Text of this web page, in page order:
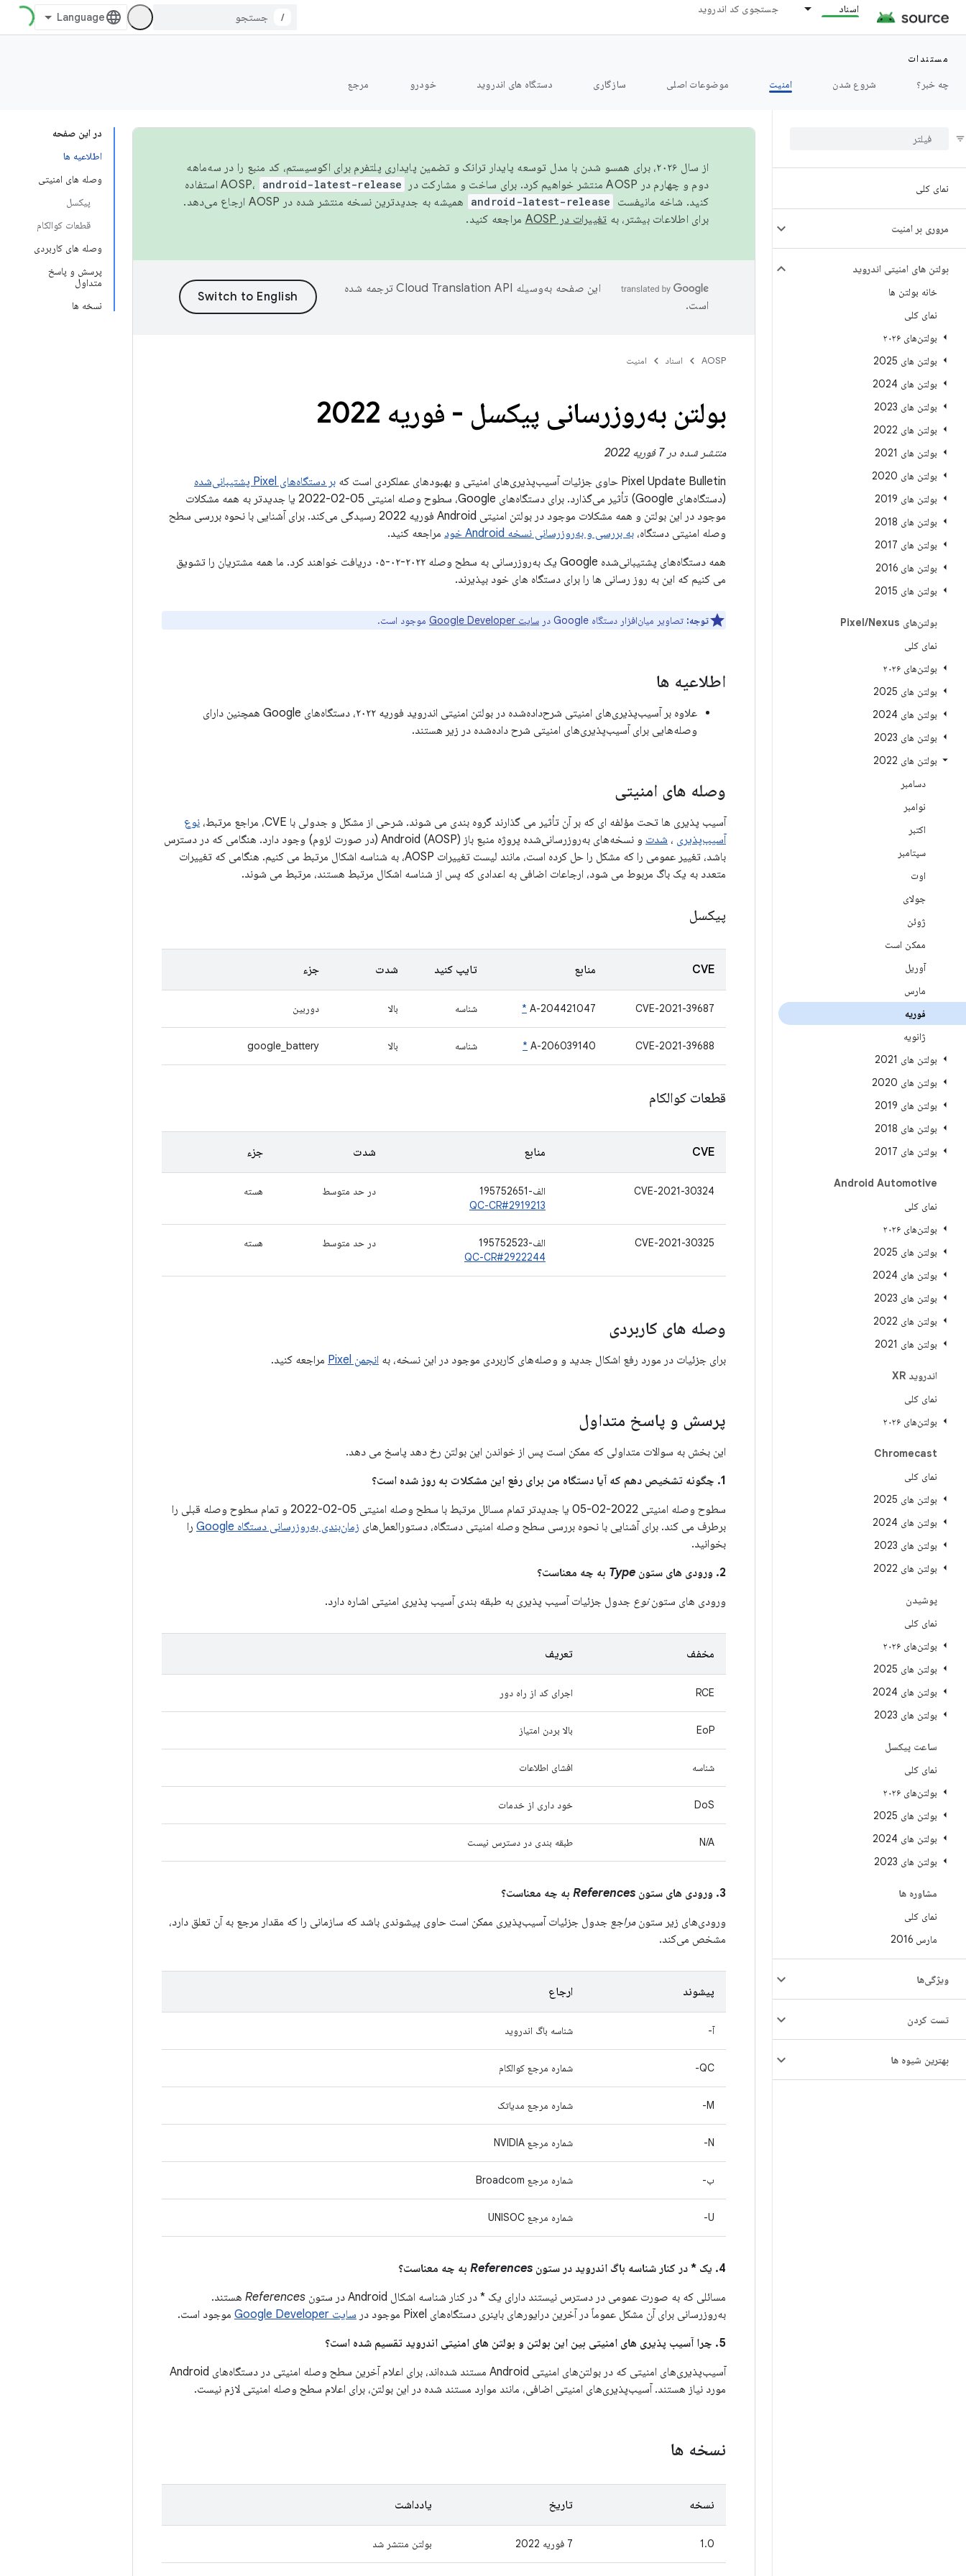
اسناد جستجوی کد اندروید
/
مستندات
چه خبر؟
شروع شدن امنیت موضوعات اصلی سازگاری دستگاه های اندروید خودرو مرجع
نمای کلی
مروری بر امنیت
بولتن های امنیتی اندروید
خانه بولتن ها
نمای کلی
بولتن‌های ۲۰۲۶
بولتن های 2025
بولتن های 2024
بولتن های 2023
بولتن های 2022
بولتن های 2021
بولتن های 2020
بولتن های 2019
بولتن های 2018
بولتن های 2017
بولتن های 2016
بولتن های 2015
بولتن‌های Pixel /Nexus
نمای کلی
بولتن‌های ۲۰۲۶
بولتن های 2025
بولتن های 2024
بولتن های 2023
بولتن های 2022
دسامبر
نوامبر
اکتبر
سپتامبر
اوت
جولای
ژوئن
ممکن است
آوریل
مارس
فوریه
ژانویه
بولتن های 2021
بولتن های 2020
بولتن های 2019
بولتن های 2018
بولتن های 2017
Android Automotive
نمای کلی
بولتن‌های ۲۰۲۶
بولتن های 2025
بولتن های 2024
بولتن های 2023
بولتن های 2022
بولتن های 2021
اندروید XR
نمای کلی
بولتن‌های ۲۰۲۶
Chromecast
نمای کلی
بولتن های 2025
بولتن های 2024
بولتن های 2023
بولتن های 2022
پوشیدن
نمای کلی
بولتن‌های ۲۰۲۶
بولتن های 2025
بولتن های 2024
بولتن های 2023
ساعت پیکسل
نمای کلی
بولتن‌های ۲۰۲۶
بولتن های 2025
بولتن های 2024
بولتن های 2023
مشاوره ها
نمای کلی
مارس 2016
ویژگی‌ها
تست کردن
بهترین شیوه ها
در این صفحه
اطلاعیه ها
وصله های امنیتی
پیکسل
قطعات کوالکام
وصله های کاربردی
پرسش و پاسخ
متداول
نسخه ها
از سال ۲۰۲۶، برای همسو شدن با مدل توسعه پایدار ترانک و تضمین پایداری پلتفرم برای اکوسیستم، کد منبع را در سه‌ماهه
دوم و چهارم در AOSP منتشر خواهیم کرد. برای ساخت و مشارکت در AOSP،
android-latest-release
استفاده
کنید. شاخه مانیفست
android-latest-release
همیشه به جدیدترین نسخه منتشر شده در AOSP ارجاع می‌دهد.
برای اطلاعات بیشتر، به تغییرات در AOSP مراجعه کنید.
این صفحه به‌وسیله
ترجمه شده
است.
AOSP اسناد امنیت
بولتن به‌روزرسانی پیکسل - فوریه 2022
منتشر شده در 7 فوریه 2022
Pixel Update Bulletin حاوی جزئیات آسیب‌پذیری‌های امنیتی و بهبودهای عملکردی است که
بر دستگاه‌های Pixel پشتیبانی‌شده
(دستگاه‌های Google) تأثیر می‌گذارد. برای دستگاه‌های Google، سطوح وصله امنیتی 05-02-2022 یا جدیدتر به همه مشکلات
موجود در این بولتن و همه مشکلات موجود در بولتن امنیتی Android فوریه 2022 رسیدگی می‌کند. برای آشنایی با نحوه بررسی سطح
وصله امنیتی دستگاه، به بررسی و به‌روزرسانی نسخه Android خود
مراجعه کنید.
همه دستگاه‌های پشتیبانی‌شده Google یک به‌روزرسانی به سطح وصله ۲۰۲۲-۰۲-۰۵ دریافت خواهند کرد. ما همه مشتریان را تشویق
می کنیم که این به روز رسانی ها را برای دستگاه های خود بپذیرند.
توجه: تصاویر میان‌افزار دستگاه Google در سایت Google Developer موجود است.
اطلاعیه ها
علاوه بر آسیب‌پذیری‌های امنیتی شرح‌داده‌شده در بولتن امنیتی اندروید فوریه ۲۰۲۲، دستگاه‌های Google همچنین دارای
وصله‌هایی برای آسیب‌پذیری‌های امنیتی شرح داده‌شده در زیر هستند.
وصله های امنیتی
آسیب پذیری ها تحت مؤلفه ای که بر آن تأثیر می گذارند گروه بندی می شوند. شرحی از مشکل و جدولی با CVE، مراجع مرتبط،
نوع
آسیب‌پذیری ، شدت
و نسخه‌های به‌روزرسانی‌شده پروژه منبع باز Android (AOSP) (در صورت لزوم) وجود دارد. هنگامی که در دسترس
باشد، تغییر عمومی را که مشکل را حل کرده است، مانند لیست تغییرات AOSP، به شناسه اشکال مرتبط می کنیم. هنگامی که تغییرات
متعدد به یک باگ مربوط می شود، ارجاعات اضافی به اعدادی که پس از شناسه اشکال مرتبط هستند، مرتبط می شوند.
پیکسل
CVE منابع تایپ کنید شدت جزء
CVE-2021-39687
A-204421047
* شناسه بالا دوربین
CVE-2021-39688
A-206039140
* شناسه بالا google_battery
قطعات کوالکام
CVE منابع شدت جزء
CVE-2021-30324
الف-195752651
QC-CR#2919213
در حد متوسط هسته
CVE-2021-30325
الف-195752523
QC-CR#2922244
در حد متوسط هسته
وصله های کاربردی
برای جزئیات در مورد رفع اشکال جدید و وصله‌های کاربردی موجود در این نسخه، به انجمن Pixel مراجعه کنید.
پرسش و پاسخ متداول
این بخش به سوالات متداولی که ممکن است پس از خواندن این بولتن رخ دهد پاسخ می دهد.
1. چگونه تشخیص دهم که آیا دستگاه من برای رفع این مشکلات به روز شده است؟
سطوح وصله امنیتی 2022-02-05 یا جدیدتر تمام مسائل مرتبط با سطح وصله امنیتی 05-02-2022 و تمام سطوح وصله قبلی را
برطرف می کند. برای آشنایی با نحوه بررسی سطح وصله امنیتی دستگاه، دستورالعمل‌های زمان‌بندی به‌روزرسانی دستگاه Google
را
بخوانید.
2. ورودی های ستون
Type به چه معناست؟
ورودی های ستوننوع جدول جزئیات آسیب پذیری به طبقه بندی آسیب پذیری امنیتی اشاره دارد.
مخفف تعریف
RCE اجرای کد از راه دور
EoP بالا بردن امتیاز
شناسه افشای اطلاعات
DoS خود داری از خدمات
N/A طبقه بندی در دسترس نیست
3. ورودی های ستون References به چه معناست؟
ورودی‌های زیر ستون مراجع جدول جزئیات آسیب‌پذیری ممکن است حاوی پیشوندی باشد که سازمانی را که مقدار مرجع به آن تعلق دارد،
مشخص می‌کند.
پیشوند ارجاع
آ- شناسه باگ اندروید
QC- شماره مرجع کوالکام
M- شماره مرجع مدیاتک
N- شماره مرجع NVIDIA
ب- شماره مرجع Broadcom
U- شماره مرجع UNISOC
4. یک * در کنار شناسه باگ اندروید در ستون References به چه معناست؟
مسائلی که به صورت عمومی در دسترس نیستند دارای یک * در کنار شناسه اشکال Android در ستون
References هستند.
به‌روزرسانی برای آن مشکل عموماً در آخرین درایورهای باینری دستگاه‌های Pixel موجود در
سایت Google Developer
موجود است.
5. چرا آسیب پذیری های امنیتی بین این بولتن و بولتن های امنیتی اندروید تقسیم شده است؟
آسیب‌پذیری‌های امنیتی که در بولتن‌های امنیتی Android مستند شده‌اند، برای اعلام آخرین سطح وصله امنیتی در دستگاه‌های Android
مورد نیاز هستند. آسیب‌پذیری‌های امنیتی اضافی، مانند موارد مستند شده در این بولتن، برای اعلام سطح وصله امنیتی لازم نیست.
نسخه ها
نسخه تاریخ یادداشت
1.0 7 فوریه 2022 بولتن منتشر شد